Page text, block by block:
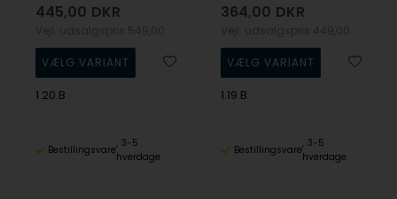
445,00 DKR
1.20.B
Bestillingsvare
3-5
hverdage
364,00 DKR
1.19.B
Bestillingsvare
3-5
hverdage